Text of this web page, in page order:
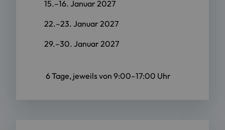
15.–16. Januar 2027
22.–23. Januar 2027
29.–30. Januar 2027
6 Tage, jeweils von 9:00–17:00 Uhr